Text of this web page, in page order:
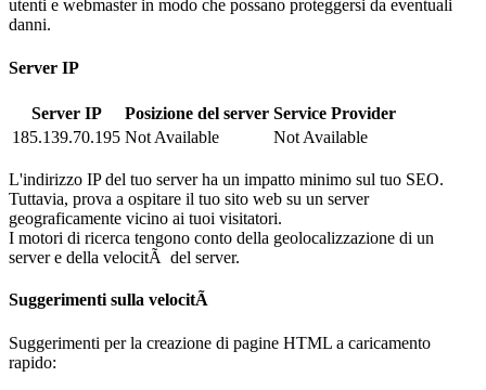
utenti e webmaster in modo che possano proteggersi da eventuali
danni.
Server IP
Server IP Posizione del server Service Provider
185.139.70.195 Not Available Not Available
L'indirizzo IP del tuo server ha un impatto minimo sul tuo SEO.
Tuttavia, prova a ospitare il tuo sito web su un server
geograficamente vicino ai tuoi visitatori.
I motori di ricerca tengono conto della geolocalizzazione di un
server e della velocitÃ del server.
Suggerimenti sulla velocitÃ
Suggerimenti per la creazione di pagine HTML a caricamento
rapido: